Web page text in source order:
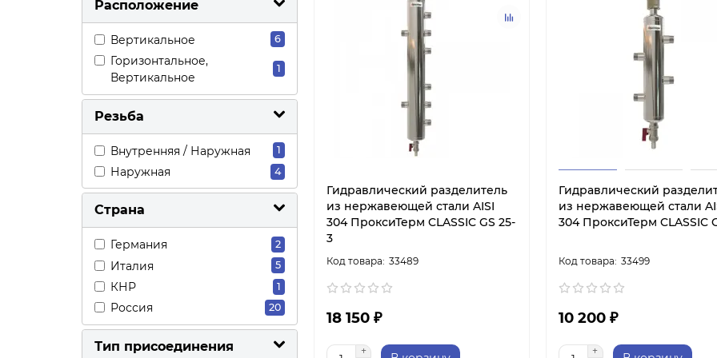
Расположение
Вертикальное 6
Горизонтальное,
Вертикальное
1
Резьба
Внутренняя / Наружная 1
Наружная 4
Страна
Германия 2
Италия 5
КНР 1
Россия 20
Тип присоединения
Гидравлический разделитель
из нержавеющей стали AISI
304 ПроксиТерм CLASSIC GS 25-
3
33489
18 150 ₽
Гидравлический
из нержавеющей стали
304 ПроксиТерм CLASSIC
33499
10 200 ₽